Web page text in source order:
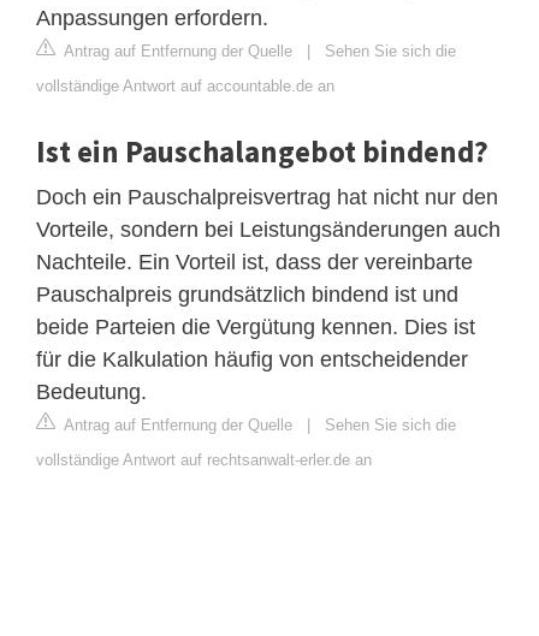
Anpassungen erfordern.
Antrag auf Entfernung der Quelle
Sehen Sie sich die
vollständige Antwort auf accountable.de an
Ist ein Pauschalangebot bindend?
Doch ein Pauschalpreisvertrag hat nicht nur den
Vorteile, sondern bei Leistungsänderungen auch
Nachteile. Ein Vorteil ist, dass der vereinbarte
Pauschalpreis grundsätzlich bindend ist und
beide Parteien die Vergütung kennen. Dies ist
für die Kalkulation häufig von entscheidender
Bedeutung.
Antrag auf Entfernung der Quelle
Sehen Sie sich die
vollständige Antwort auf rechtsanwalt-erler.de an